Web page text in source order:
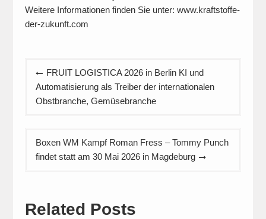
Weitere Informationen finden Sie unter: www.kraftstoffe-
der-zukunft.com
Beitragsnavigation
FRUIT LOGISTICA 2026 in Berlin KI und
Automatisierung als Treiber der internationalen
Obstbranche, Gemüsebranche
Boxen WM Kampf Roman Fress – Tommy Punch
findet statt am 30 Mai 2026 in Magdeburg
Related Posts